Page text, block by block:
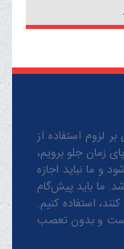
لزوم استفاده از
زمان جلو برویم،
و ما نباید اجازه
ما باید پیش‌گام
استفاده کنیم.
و بدون تعصب